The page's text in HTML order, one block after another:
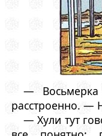
— Восьмерка
расстроенно. —
— Хули тут